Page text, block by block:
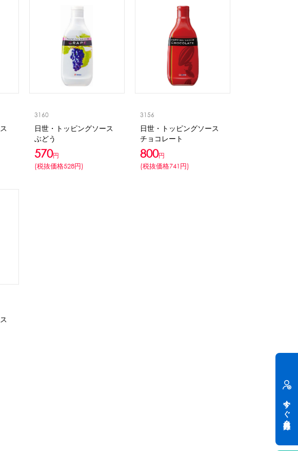
3160
日世・トッピングソース
ぶどう
570円
(税抜価格528円)
3156
日世・トッピングソース
チョコレート
800円
(税抜価格741円)
今すぐ会員登録